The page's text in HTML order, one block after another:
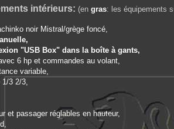
intérieurs: (en gras: les équipements
noir Mistral/grège foncé,
"USB Box" dans la boîte à gants,
6 hp et commandes au volant,
variable,
1/3 2/3,
et passager réglables en hauteur,